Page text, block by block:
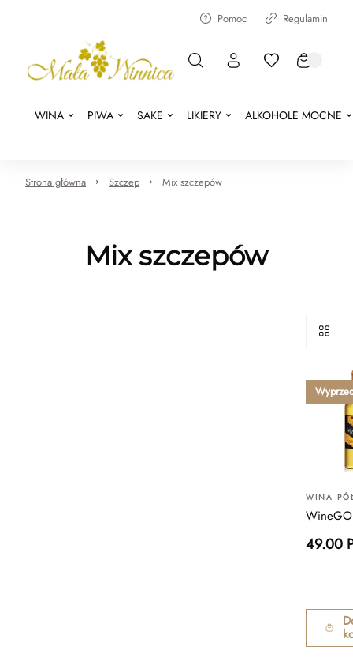
Pomoc Regulamin
WINA PIWA SAKE LIKIERY ALKOHOLE MOCNE
Strona główna Szczep Mix szczepów
Mix szczepów
WINA
49.00